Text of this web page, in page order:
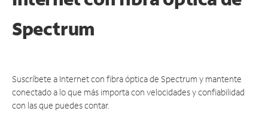
Spectrum
Suscríbete a Internet con fibra óptica de Spectrum y mantente
conectado a lo que más importa con velocidades y confiabilidad
con las que puedes contar.